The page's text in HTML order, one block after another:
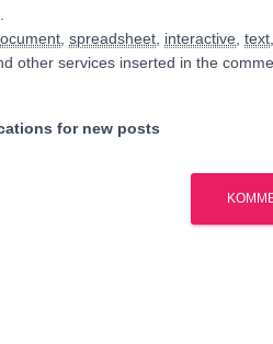
spreadsheet interactive text
other services inserted in the
for new posts